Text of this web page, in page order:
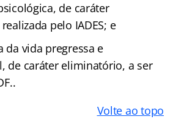
de caráter
pelo IADES; e
da vida pregressa e
de caráter eliminatório, a ser
Volte ao topo